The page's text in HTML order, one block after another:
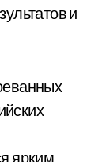
и
ярким